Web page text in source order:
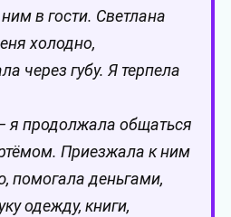
в гости. Светлана
холодно,
через губу. Я терпела
я продолжала общаться
Приезжала к ним
помогала деньгами,
одежду, книги,